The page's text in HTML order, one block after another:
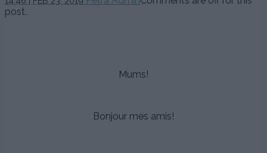
post.
Mums!
Bonjour mes amis!